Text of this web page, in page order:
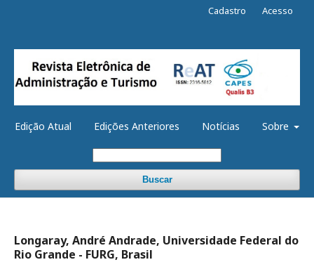
Edição Atual Edições Anteriores Notícias Sobre
Buscar
Cadastro Acesso
Longaray, André Andrade, Universidade Federal do
Rio Grande - FURG, Brasil